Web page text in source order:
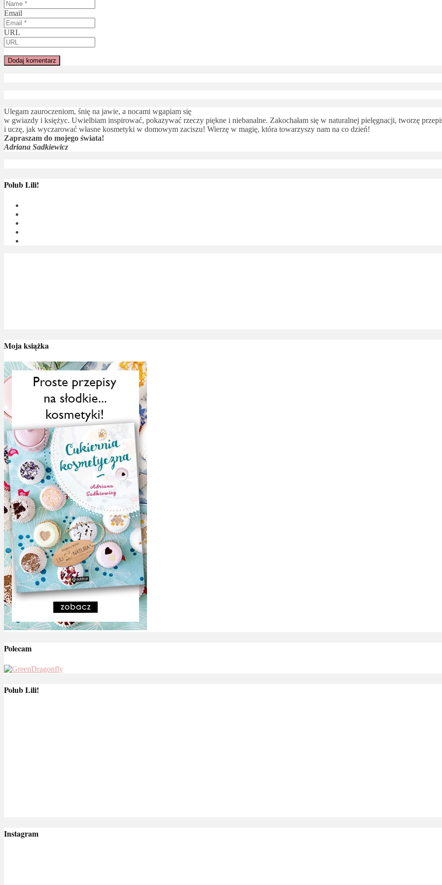
Email
URL
Ulegam zauroczeniom, śnię na jawie, a nocami wgapiam się
w gwiazdy i księżyc. Uwielbiam inspirować, pokazywać rzeczy piękne i niebanalne. Zakochałam się w naturalnej pielęgnacji, tworzę
i uczę, jak wyczarować własne kosmetyki w domowym zaciszu! Wierzę w magię, która towarzyszy nam na co dzień!
Zapraszam do mojego świata!
Adriana Sadkiewicz
Polub Lili!
Moja książka
Polecam
Polub Lili!
Instagram